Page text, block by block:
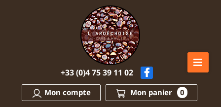
+33 (0)4 75 39 11 02
Mon compte Mon panier 0